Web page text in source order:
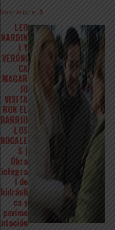
Next Article
LEO
NARDIN
I Y
VERÓNI
CA
MAGAR
IO
VISITA
RON EL
BARRIO
LOS
NOGALE
S |
Obra
integra
l de
hidráuli
ca y
pavime
ntación